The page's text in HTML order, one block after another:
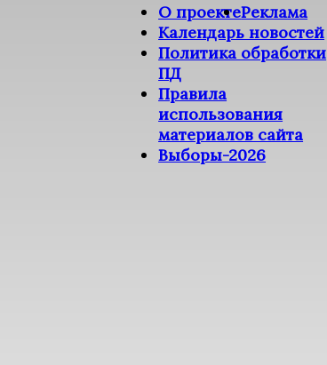
О проектеРеклама
Календарь новостей
Политика обработки
ПД
Правила
использования
материалов сайта
Выборы-2026